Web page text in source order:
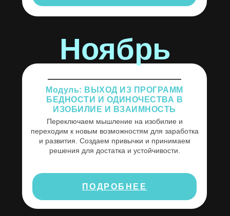
Модуль: ВЫХОД ИЗ ПРОГРАММ
БЕДНОСТИ И ОДИНОЧЕСТВА В
ИЗОБИЛИЕ И ВЗАИМНОСТЬ
Ноябрь
Переключаем мышление на изобилие и
переходим к новым возможностям для заработка
и развития. Создаем привычки и принимаем
решения для достатка и устойчивости.
ПОДРОБНЕЕ